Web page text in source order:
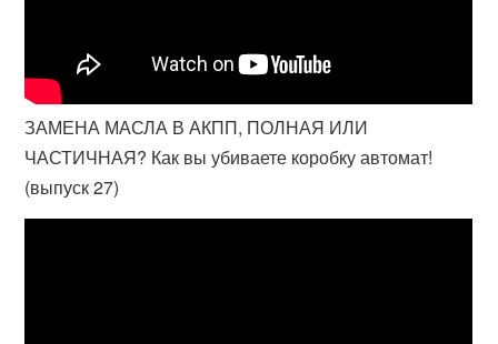
ЗАМЕНА МАСЛА В АКПП, ПОЛНАЯ ИЛИ
ЧАСТИЧНАЯ? Как вы убиваете коробку автомат!
(выпуск 27)